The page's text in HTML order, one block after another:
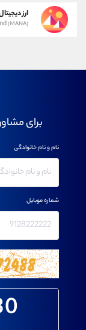
ارز
(MANA)
برای
نام و نام خانوادگی
شماره موبایل